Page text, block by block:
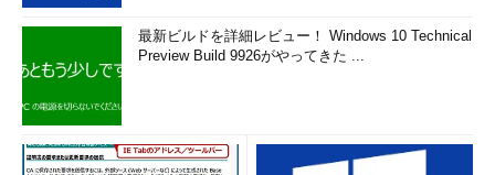
最新ビルドを詳細レビュー！ Windows 10 Technical
Preview Build 9926がやってきた ...